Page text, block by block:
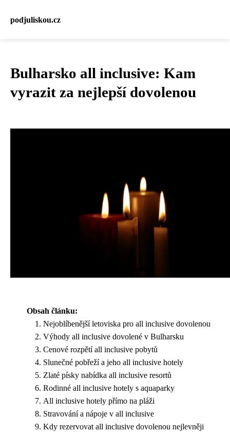
podjuliskou.cz
Bulharsko all inclusive: Kam
vyrazit za nejlepší dovolenou
Obsah článku:
Nejoblíbenější letoviska pro all inclusive dovolenou
Výhody all inclusive dovolené v Bulharsku
Cenové rozpětí all inclusive pobytů
Slunečné pobřeží a jeho all inclusive hotely
Zlaté písky nabídka all inclusive resortů
Rodinné all inclusive hotely s aquaparky
All inclusive hotely přímo na pláži
Stravování a nápoje v all inclusive
Kdy rezervovat all inclusive dovolenou nejlevněji